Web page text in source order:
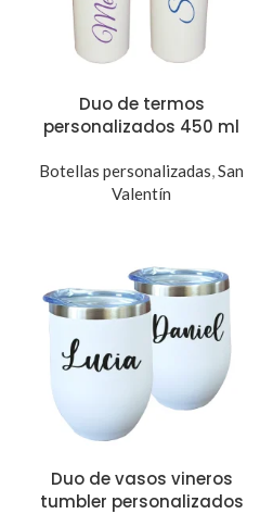
Duo de termos
personalizados 450 ml
Botellas personalizadas,San
Valentín
Duo de vasos vineros
tumbler personalizados